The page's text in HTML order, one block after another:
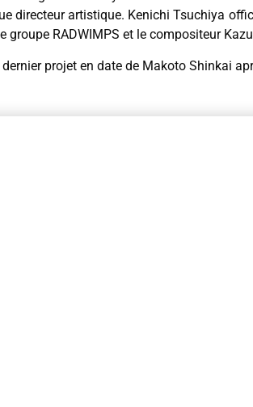
directeur artistique. Kenichi Tsuchiya
groupe RADWIMPS et le compositeur
dernier projet en date de Makoto Shinkai